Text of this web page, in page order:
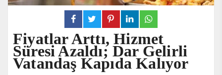
Fiyatlar Arttı, Hizmet
Süresi Azaldı; Dar Gelirli
Vatandaş Kapıda Kalıyor